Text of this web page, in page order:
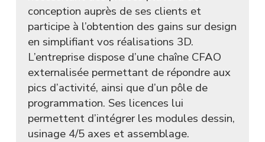
conception auprès de ses clients et
participe à l’obtention des gains sur design
en simplifiant vos réalisations 3D.
L’entreprise dispose d’une chaîne CFAO
externalisée permettant de répondre aux
pics d’activité, ainsi que d’un pôle de
programmation. Ses licences lui
permettent d’intégrer les modules dessin,
usinage 4/5 axes et assemblage.